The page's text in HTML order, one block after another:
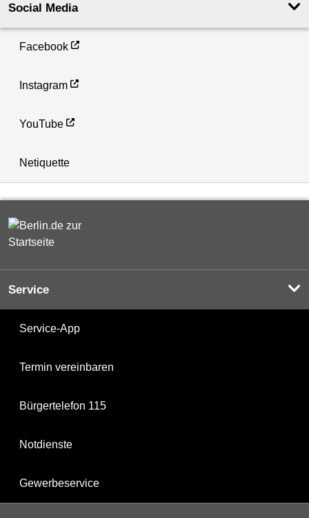
Social Media
Facebook
Instagram
YouTube
Netiquette
Service
Service-App
Termin vereinbaren
Bürgertelefon 115
Notdienste
Gewerbeservice